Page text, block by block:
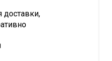
доставки,